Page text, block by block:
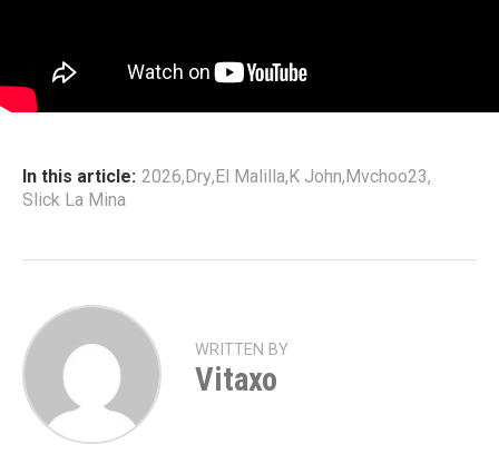
In this article: 2026,Dry,El Malilla,K John,Mvchoo23,
Slick La Mina
WRITTEN BY
Vitaxo